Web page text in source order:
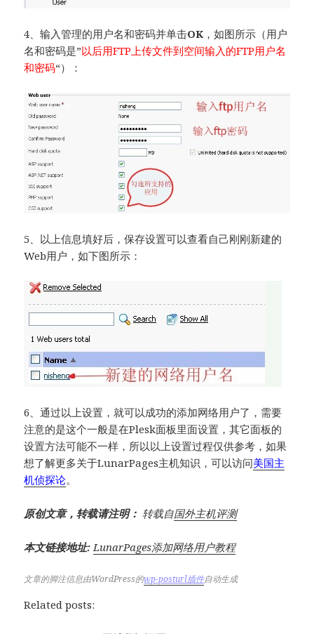
4、输入管理的用户名和密码并单击OK，如图所示（用户
名和密码是”以后用FTP上传文件到空间输入的FTP用户名
和密码“）：
5、以上信息填好后，保存设置可以查看自己刚刚新建的
Web用户，如下图所示：
6、通过以上设置，就可以成功的添加网络用户了，需要
注意的是这个一般是在Plesk面板里面设置，其它面板的
设置方法可能不一样，所以以上设置过程仅供参考，如果
想了解更多关于LunarPages主机知识，可以访问美国主
机侦探论。
原创文章，转载请注明： 转载自国外主机评测
本文链接地址: LunarPages添加网络用户教程
文章的脚注信息由WordPress的wp-posturl插件自动生成
Related posts: